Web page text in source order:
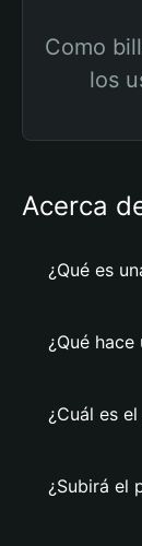
Como
los
Acerca
¿Qué es
¿Qué
¿Cuál es
¿Subirá el